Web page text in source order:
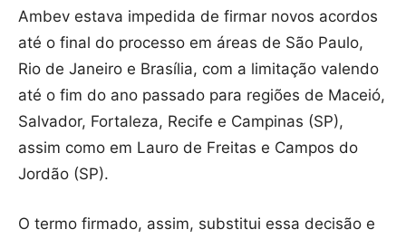
Ambev estava impedida de firmar novos acordos
até o final do processo em áreas de São Paulo,
Rio de Janeiro e Brasília, com a limitação valendo
até o fim do ano passado para regiões de Maceió,
Salvador, Fortaleza, Recife e Campinas (SP),
assim como em Lauro de Freitas e Campos do
Jordão (SP).
O termo firmado, assim, substitui essa decisão e